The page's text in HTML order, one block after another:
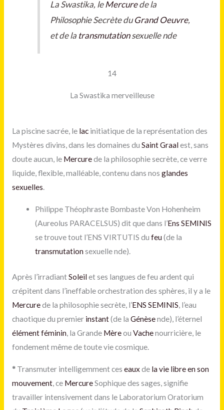
La Swastika, leMercurede la
Philosophie Secrète duGrand Oeuvre,
et de la transmutationsexuelle nde
14
La Swastika merveilleuse
La piscine sacrée, le lacinitiatique de la représentation des
Mystères divins, dans les domaines du Saint Graalest, sans
doute aucun, le Mercurede la philosophie secrète, ce verre
liquide, flexible, malléable, contenu dans nos glandes
sexuelles.
Philippe Théophraste Bombaste Von Hohenheim
(Aureolus PARACELSUS) dit que dans l’Ens SEMINIS
se trouve tout l’ENS VIRTUTIS dufeu(de la
transmutationsexuelle nde).
Après l’irradiantSoleilet ses langues de feu ardent qui
crépitent dans l’ineffable orchestration des sphères, il y a le
Mercurede la philosophie secrète, l’ENS SEMINIS, l’eau
chaotique du premier instant(de la Génèsende), l’éternel
élémentféminin, la Grande Mèreou Vachenourricière, le
fondement même de toute vie cosmique.
* Transmuter intelligemment ces eauxde la vie libre en son
mouvement, ce MercureSophique des sages, signifie
travailler intensivement dans le Laboratorium Oratorium